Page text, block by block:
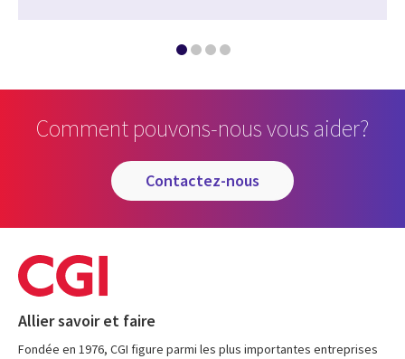
Comment pouvons-nous vous aider?
contactez-nous
Allier savoir et faire
Fondée en 1976, CGI figure parmi les plus importantes entreprises